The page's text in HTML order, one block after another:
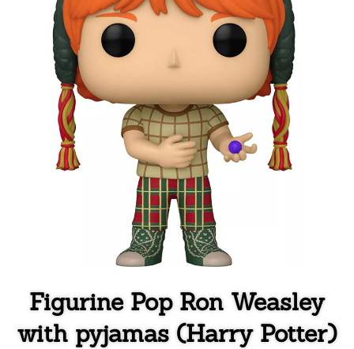
Figurine Pop Ron Weasley
with pyjamas (Harry Potter)